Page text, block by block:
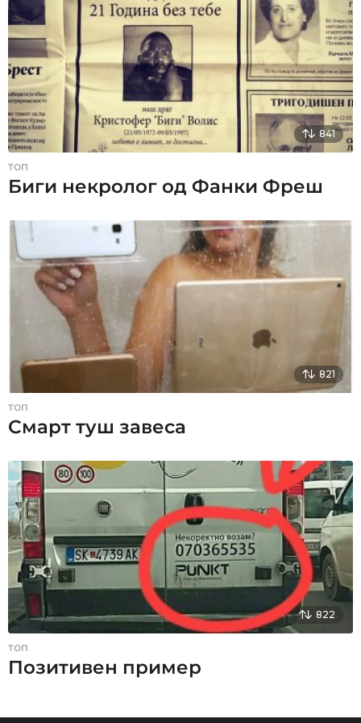
841
ТОП
Биги некролог од Фанки Фреш
821
ТОП
Смарт туш завеса
822
ТОП
Позитивен пример